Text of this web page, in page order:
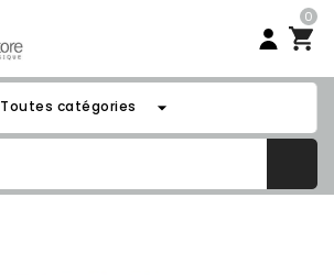
0
Toutes catégories arrow_drop_down